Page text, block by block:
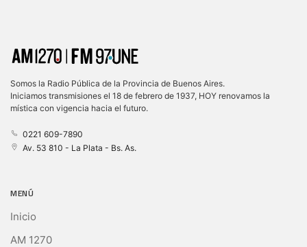
Somos la Radio Pública de la Provincia de Buenos Aires.
Iniciamos transmisiones el 18 de febrero de 1937, HOY renovamos la
mística con vigencia hacia el futuro.
0221 609-7890
Av. 53 810 - La Plata - Bs. As.
MENÚ
Inicio
AM 1270